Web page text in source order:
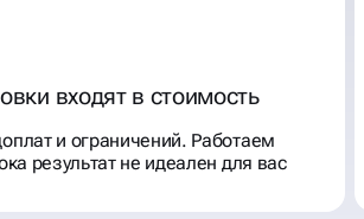
входят в стоимость
и ограничений. Работаем
результат не идеален для вас